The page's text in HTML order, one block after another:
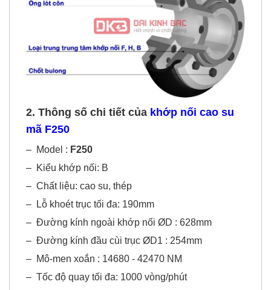
2. Thông số chi tiết của khớp nối cao su
mã F250
– Model : F250
– Kiểu khớp nối: B
– Chất liệu: cao su, thép
–
Lỗ khoét trục tối đa: 190mm
– Đường kính ngoài khớp nối ØD : 628mm
– Đường kính đầu cùi trục ØD1 : 254mm
– Mô-men xoắn : 14680 - 42470 NM
– Tốc độ quay tối đa: 1000 vòng/phút